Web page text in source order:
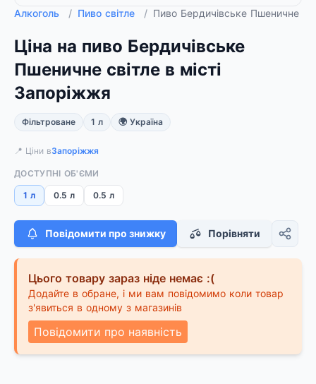
Алкоголь / Пиво світле / Пиво Бердичівське Пшеничне
Ціна на пиво Бердичівське
Пшеничне світле в місті
Запоріжжя
Фільтроване 1 л 🌍 Україна
📍 Ціни вЗапоріжжя
ДОСТУПНІ ОБ'ЄМИ
1 л 0.5 л 0.5 л
Повідомити про знижку Порівняти
Цього товару зараз ніде немає :(
Додайте в обране, і ми вам повідомимо коли товар
з'явиться в одному з магазинів
Повідомити про наявність